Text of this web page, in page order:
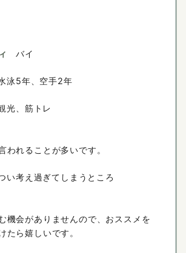
バイ
泳5年、空手2年
光、筋トレ
われることが多いです。
い考え過ぎてしまうところ
機会がありませんので、おススメを
たら嬉しいです。